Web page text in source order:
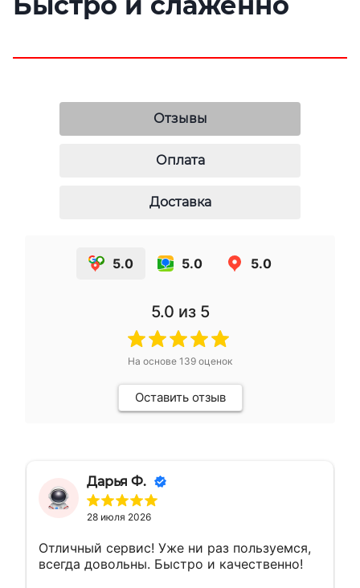
Отзывы
Оплата
Доставка
5.0 5.0 5.0
5.0 из 5
На основе 139 оценок
Оставить отзыв
Дарья Ф.
28 июля 2026
Отличный сервис! Уже ни раз пользуемся,
всегда довольны. Быстро и качественно!